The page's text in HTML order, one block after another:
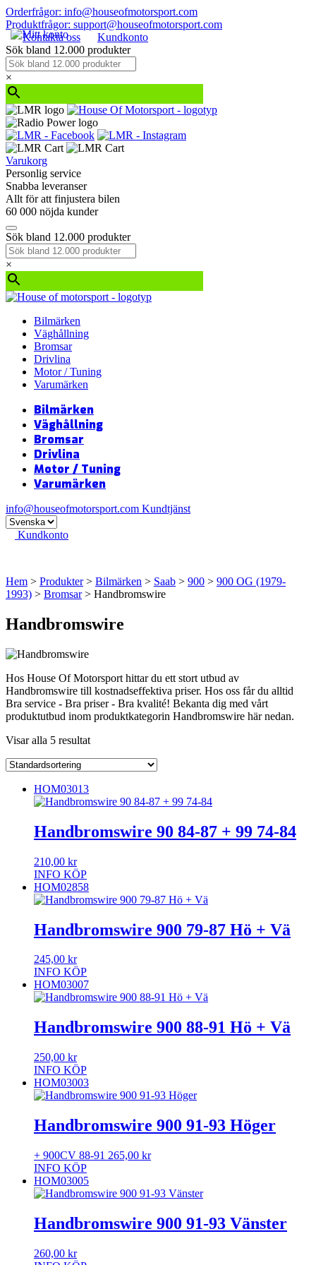
Orderfrågor: info@houseofmotorsport.com
Produktfrågor: support@houseofmotorsport.com
Kontakta oss
Kundkonto
Sök bland 12.000 produkter
×
Varukorg
Personlig service
Snabba leveranser
Allt för att finjustera bilen
60 000 nöjda kunder
Sök bland 12.000 produkter
×
Bilmärken
Väghållning
Bromsar
Drivlina
Motor / Tuning
Varumärken
Bilmärken
Väghållning
Bromsar
Drivlina
Motor / Tuning
Varumärken
info@houseofmotorsport.com Kundtjänst
Kundkonto
Hem > Produkter> Bilmärken > Saab > 900 > 900 OG (1979-
1993) > Bromsar> Handbromswire
Handbromswire
Hos House Of Motorsport hittar du ett stort utbud av
Handbromswire till kostnadseffektiva priser. Hos oss får du alltid
Bra service - Bra priser - Bra kvalité! Bekanta dig med vårt
produktutbud inom produktkategorin Handbromswire här nedan.
Visar alla 5 resultat
HOM03013
Handbromswire 90 84-87 + 99 74-84
210,00 kr
INFO KÖP
HOM02858
Handbromswire 900 79-87 Hö + Vä
245,00 kr
INFO KÖP
HOM03007
Handbromswire 900 88-91 Hö + Vä
250,00 kr
INFO KÖP
HOM03003
Handbromswire 900 91-93 Höger
+ 900CV 88-91 265,00 kr
INFO KÖP
HOM03005
Handbromswire 900 91-93 Vänster
260,00 kr